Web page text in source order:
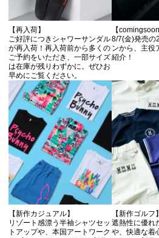
【再入荷】
ご好評につきシャワーサンダル
が再入荷！再入荷前から多くの
ご予約をいただき、一部サイズ
は在庫が残りわずかに。ぜひお
早めにご覧ください。
【comingsoon
8/7(金)発売の
ンから、主役
紹介！
【新作カジュアル】
リゾート感漂う半袖シャツセッ
トアップや、本国アートワーク
【新作ゴルフ】
遮熱性に優れ
や、快適な着